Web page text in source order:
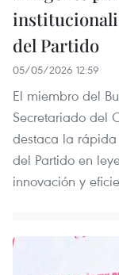
del Partido
05/05/2026 12:59
El miembro del
Secretariado del
destaca la rápida
del Partido en
innovación y